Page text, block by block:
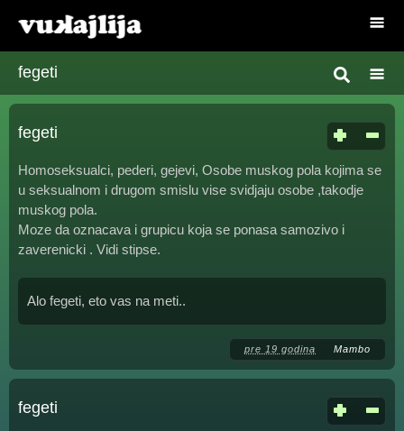
fegeti
fegeti
Homoseksualci, pederi, gejevi, Osobe muskog pola kojima se
u seksualnom i drugom smislu vise svidjaju osobe ,takodje
muskog pola.
Moze da oznacava i grupicu koja se ponasa samozivo i
zaverenicki . Vidi stipse.
Alo fegeti, eto vas na meti..
pre 19 godina Mambo
fegeti